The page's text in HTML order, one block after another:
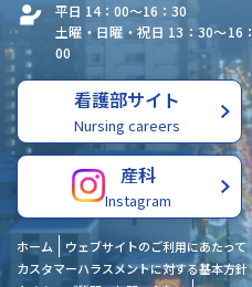
平日 14：00〜16：30
土曜・日曜・祝日 13：30〜16：
00
看護部サイト
Nursing careers
産科
Instagram
ホーム
ウェブサイトのご利用にあたって
カスタマーハラスメントに対する基本方針